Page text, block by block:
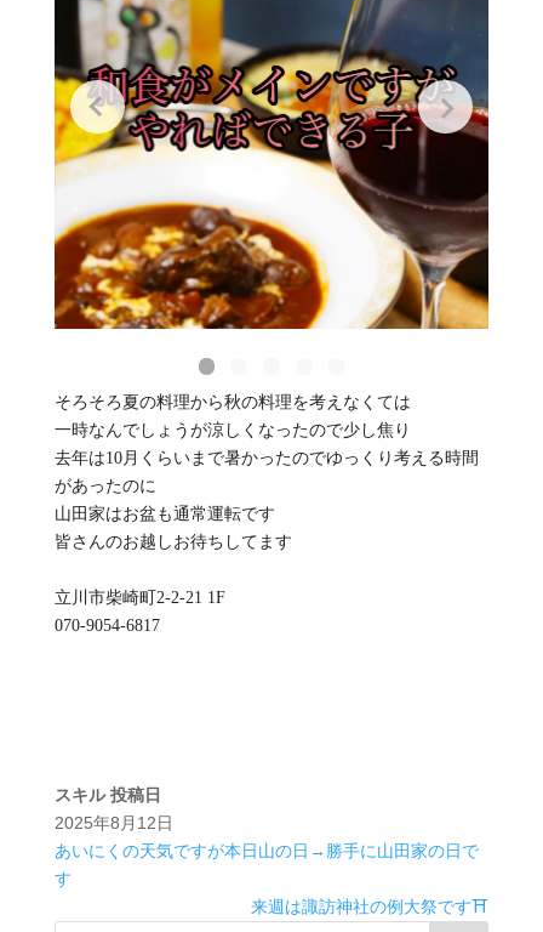
そろそろ夏の料理から秋の料理を考えなくては
一時なんでしょうが涼しくなったので少し焦り
去年は10月くらいまで暑かったのでゆっくり考える時間
があったのに
山田家はお盆も通常運転です
皆さんのお越しお待ちしてます
立川市柴崎町2-2-21 1F
070-9054-6817
スキル 投稿日
2025年8月12日
あいにくの天気ですが本日山の日→勝手に山田家の日で
す
来週は諏訪神社の例大祭です⛩️